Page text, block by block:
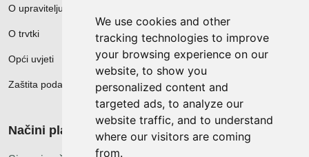
We use cookies and other
tracking technologies to improve
your browsing experience on our
website, to show you
personalized content and
targeted ads, to analyze our
website traffic, and to understand
where our visitors are coming
from.
O upravitelju web portala
O trvtki
Opći uvjeti
Zaštita podataka
Načini plačanja